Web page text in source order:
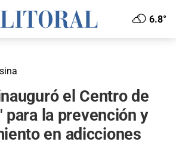
6.8°
el Centro de
para la prevención y
en adicciones